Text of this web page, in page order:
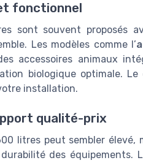
fonctionnel
sont souvent proposés
Les modèles comme l’
accessoires animaux
biologique optimale. Le
installation.
qualité-prix
litres peut sembler élevé,
des équipements.